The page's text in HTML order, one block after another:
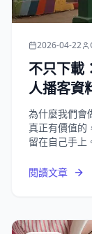
2026-04-22
不只下載
人播客資
為什麼我們會
真正有價值的
留在自己手上
閱讀文章